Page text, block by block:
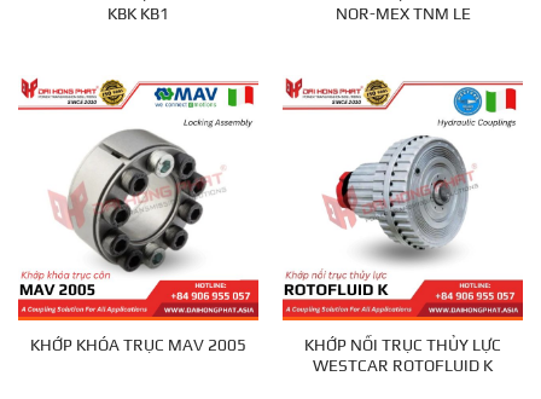
KBK KB1
NOR-MEX TNM LE
KHỚP KHÓA TRỤC MAV 2005
KHỚP NỐI TRỤC THỦY LỰC
WESTCAR ROTOFLUID K